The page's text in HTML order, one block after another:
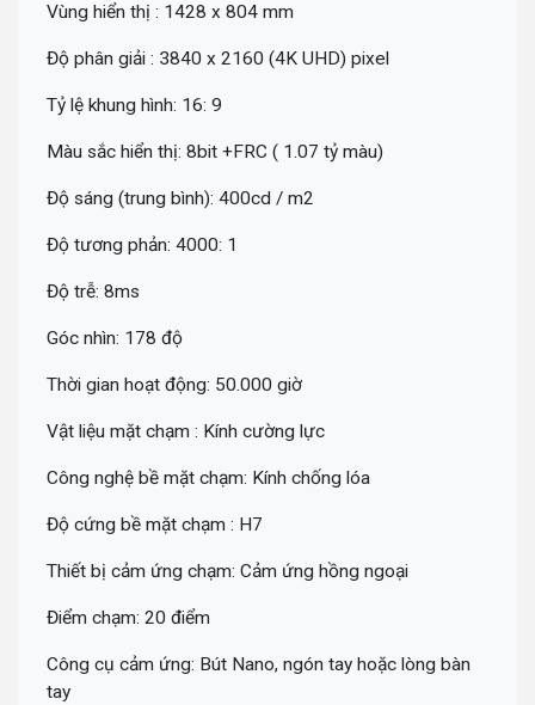
Vùng hiển thị : 1428 x 804 mm
Độ phân giải : 3840 x 2160 (4K UHD) pixel
Tỷ lệ khung hình: 16: 9
Màu sắc hiển thị: 8bit +FRC ( 1.07 tỷ màu)
Độ sáng (trung bình): 400cd / m2
Độ tương phản: 4000: 1
Độ trễ: 8ms
Góc nhìn: 178 độ
Thời gian hoạt động: 50.000 giờ
Vật liệu mặt chạm : Kính cường lực
Công nghệ bề mặt chạm: Kính chống lóa
Độ cứng bề mặt chạm : H7
Thiết bị cảm ứng chạm: Cảm ứng hồng ngoại
Điểm chạm: 20 điểm
Công cụ cảm ứng: Bút Nano, ngón tay hoặc lòng bàn
tay